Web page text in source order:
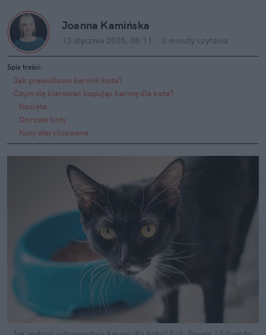
Joanna Kamińska
13 stycznia 2025, 08:11 3 minuty czytania
Spis treści:
Jak prawidłowo karmić kota?
Czym się kierować kupując karmę dla kota?
Kocięta
Dorosłe koty
Koty sterylizowane